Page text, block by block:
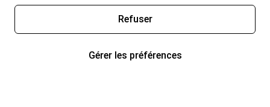
Refuser
Gérer les préférences